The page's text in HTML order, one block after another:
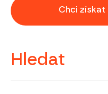
Hledat